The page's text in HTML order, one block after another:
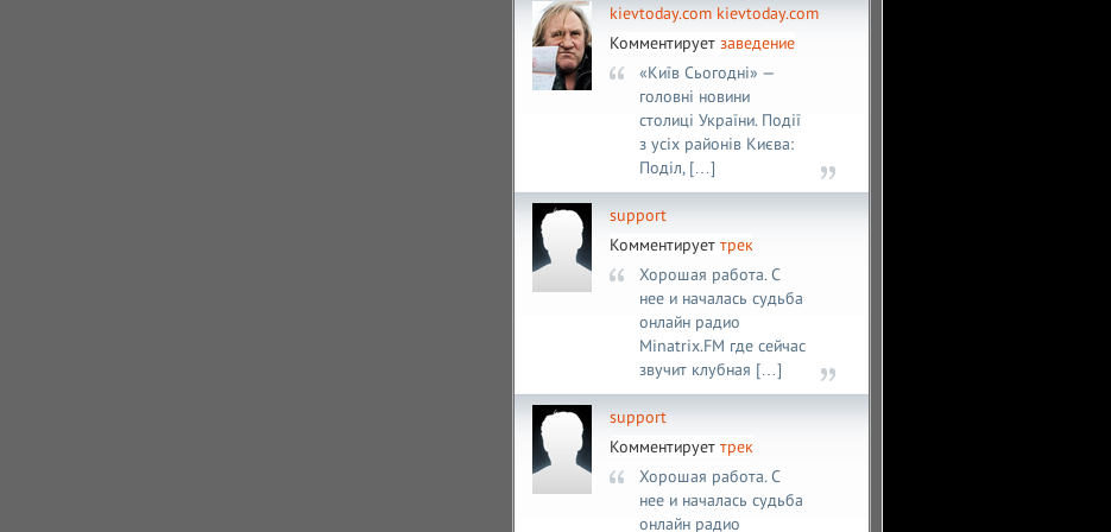
kievtoday.com kievtoday.com
Комментирует заведение
«Київ Сьогодні» —
головні новини
столиці України. Події
з усіх районів Києва:
Поділ, […]
support
Комментирует трек
Хорошая работа. С
нее и началась судьба
онлайн радио
Minatrix.FM где сейчас
звучит клубная […]
support
Комментирует трек
Хорошая работа. С
нее и началась судьба
онлайн радио